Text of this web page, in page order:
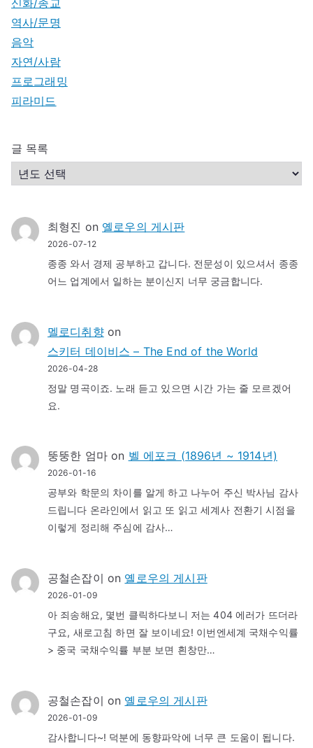
신화/종교
역사/문명
음악
자연/사람
프로그래밍
피라미드
글 목록
최형진 on 옐로우의 게시판
2026-07-12
종종 와서 경제 공부하고 갑니다. 전문성이 있으셔서 종종
어느 업계에서 일하는 분이신지 너무 궁금합니다.
멜로디취향on
스키터 데이비스 – The End of the World
2026-04-28
정말 명곡이죠. 노래 듣고 있으면 시간 가는 줄 모르겠어
요.
뚱뚱한 엄마on 벨 에포크 (1896년 ~ 1914년)
2026-01-16
공부와 학문의 차이를 알게 하고 나누어 주신 박사님 감사
드립니다 온라인에서 읽고 또 읽고 세계사 전환기 시점을
이렇게 정리해 주심에 감사…
공철손잡이 on 옐로우의 게시판
2026-01-09
아 죄송해요, 몇번 클릭하다보니 저는 404 에러가 뜨더라
구요, 새로고침 하면 잘 보이네요! 이번엔세계 국채수익률
> 중국 국채수익률 부분 보면 흰창만…
공철손잡이 on 옐로우의 게시판
2026-01-09
감사합니다~! 덕분에 동향파악에 너무 큰 도움이 됩니다.